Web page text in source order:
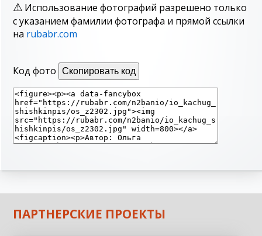
Использование фотографий разрешено только
с указанием фамилии фотографа и прямой ссылки
на rubabr.com
Код фото Скопировать код
ПАРТНЕРСКИЕ ПРОЕКТЫ